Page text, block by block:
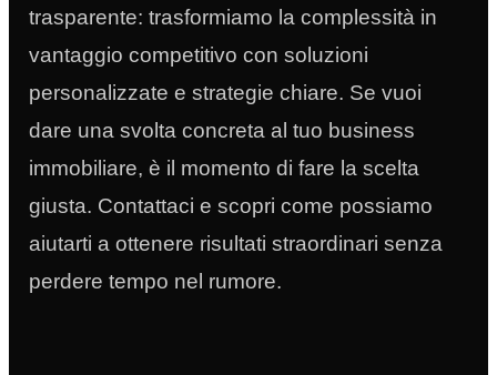
trasparente: trasformiamo la complessità in
vantaggio competitivo con soluzioni
personalizzate e strategie chiare. Se vuoi
dare una svolta concreta al tuo business
immobiliare, è il momento di fare la scelta
giusta. Contattaci e scopri come possiamo
aiutarti a ottenere risultati straordinari senza
perdere tempo nel rumore.